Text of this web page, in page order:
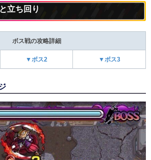
立ち回り
ボス戦の攻略詳細
▼ボス2 ▼ボス3